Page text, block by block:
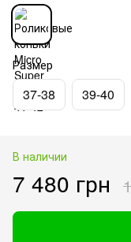
Размер
37-38 39-40
В наличии
7 480 грн